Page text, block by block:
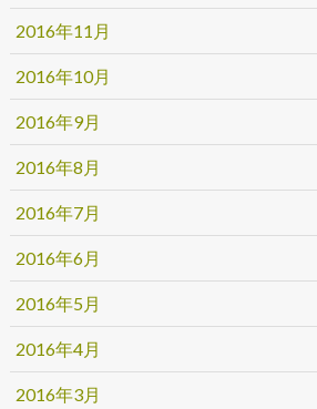
2016年11月
2016年10月
2016年9月
2016年8月
2016年7月
2016年6月
2016年5月
2016年4月
2016年3月